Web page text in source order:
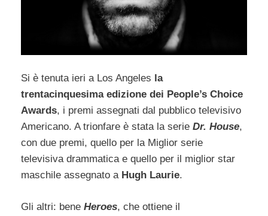
Si è tenuta ieri a Los Angeles la
trentacinquesima edizione dei People’s Choice
Awards, i premi assegnati dal pubblico televisivo
Americano. A trionfare è stata la serie Dr. House,
con due premi, quello per la Miglior serie
televisiva drammatica e quello per il miglior star
maschile assegnato a Hugh Laurie.
Gli altri: bene Heroes, che ottiene il